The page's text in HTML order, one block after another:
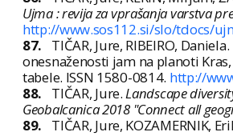
Ujma : revija za vprašanja varstva
http://www.sos112.si/slo/tdocs/
87.
TIČAR, Jure, RIBEIRO,
onesnaženosti jam na planoti
tabele. ISSN 1580-0814. http://
88.
TIČAR, Jure.Landscape
Geobalcanica 2018 "Connect all
89.
TIČAR, Jure, KOZAMERNIK,